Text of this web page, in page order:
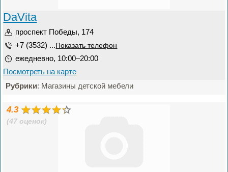
DaVita
проспект Победы, 174
+7 (3532) ... Показать телефон
ежедневно, 10:00–20:00
Посмотреть на карте
Рубрики: Магазины детской мебели
4.3
(47 оценок)